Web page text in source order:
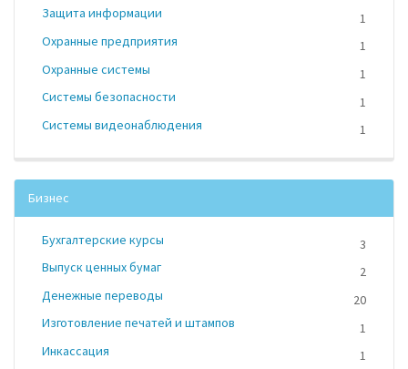
Защита информации
1
Охранные предприятия
1
Охранные системы
1
Системы безопасности
1
Системы видеонаблюдения
1
Бизнес
Бухгалтерские курсы
3
Выпуск ценных бумаг
2
Денежные переводы
20
Изготовление печатей и штампов
1
Инкассация
1